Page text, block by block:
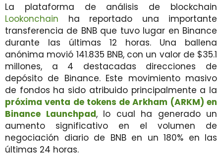
La plataforma de análisis de blockchain
Lookonchain ha reportado una importante
transferencia de BNB que tuvo lugar en Binance
durante las últimas 12 horas. Una ballena
anónima movió 141.835 BNB, con un valor de $35.1
millones, a 4 destacadas direcciones de
depósito de Binance. Este movimiento masivo
de fondos ha sido atribuido principalmente a la
próxima venta de tokens de Arkham (ARKM) en
Binance Launchpad, lo cual ha generado un
aumento significativo en el volumen de
negociación diario de BNB en un 180% en las
últimas 24 horas.